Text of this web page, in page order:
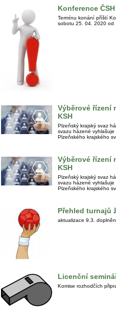
Konference
Termínu konání příští
sobotu 25. 04. 2020 od
Výběrové řízení
KSH
Plzeňský krajský svaz
svazu házené
Plzeňského krajského
Výběrové řízení
KSH
Plzeňský krajský svaz
svazu házené
Plzeňského krajského
Přehled turnajů
aktualizace 9.3.
Licenční
Komise rozhodčích